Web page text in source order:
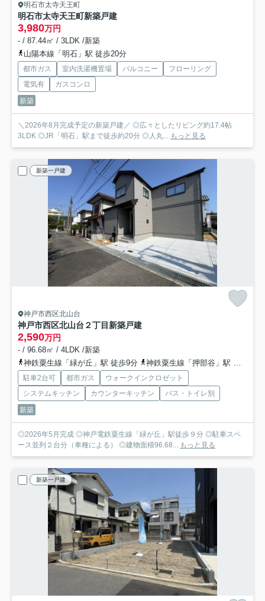
明石市太寺天王町
明石市太寺天王町新築戸建
3,980万円
- / 87.44㎡ / 3LDK /新築
山陽本線「明石」駅 徒歩20分
都市ガス 室内洗濯機置場 バルコニー
フローリング
電気有
ガスコンロ
新築
＼2026年8月完成予定の新築戸建／ ◎広々としたリビング約17.4帖
3LDK ◎JR「明石」駅まで徒歩約20分 ◎人丸... もっと見る
新築一戸建
神戸市西区北山台
神戸市西区北山台２丁目新築戸建
2,590万円
- / 96.68㎡ / 4LDK /新築
神鉄粟生線「緑が丘」駅 徒歩9分
神鉄粟生線「押部谷」駅 徒歩17分
駐車2台可 都市ガス
ウォークインクロゼット
システムキッチン
カウンターキッチン
バス・トイレ別
新築
◎2026年5月完成 ◎神戸電鉄粟生線「緑が丘」駅徒歩９分 ◎駐車スペ
ース並列２台分（車種による） ◎建物面積96.68... もっと見る
新築一戸建